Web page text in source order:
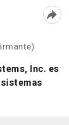
Inc. es